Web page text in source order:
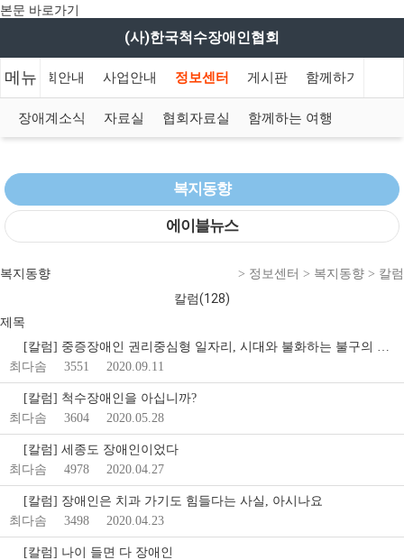
본문 바로가기
(사)한국척수장애인협회
메뉴협회안내 사업안내 정보센터 게시판 함께하기
장애계소식 자료실 협회자료실 함께하는 여행
복지동향
에이블뉴스
> 정보센터 > 복지동향 > 칼럼
복지동향
칼럼(128)
제목
[칼럼] 중증장애인 권리중심형 일자리, 시대와 불화하는 불구의 …
최다솜
3551 2020.09.11
[칼럼] 척수장애인을 아십니까?
최다솜
3604 2020.05.28
[칼럼] 세종도 장애인이었다
최다솜
4978 2020.04.27
[칼럼] 장애인은 치과 가기도 힘들다는 사실, 아시나요
최다솜
3498 2020.04.23
[칼럼] 나이 들면 다 장애인